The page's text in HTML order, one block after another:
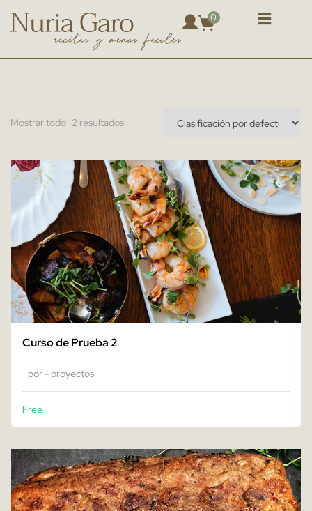
0
Mostrar todo 2 resultados
Curso de Prueba 2
por - proyectos
Free